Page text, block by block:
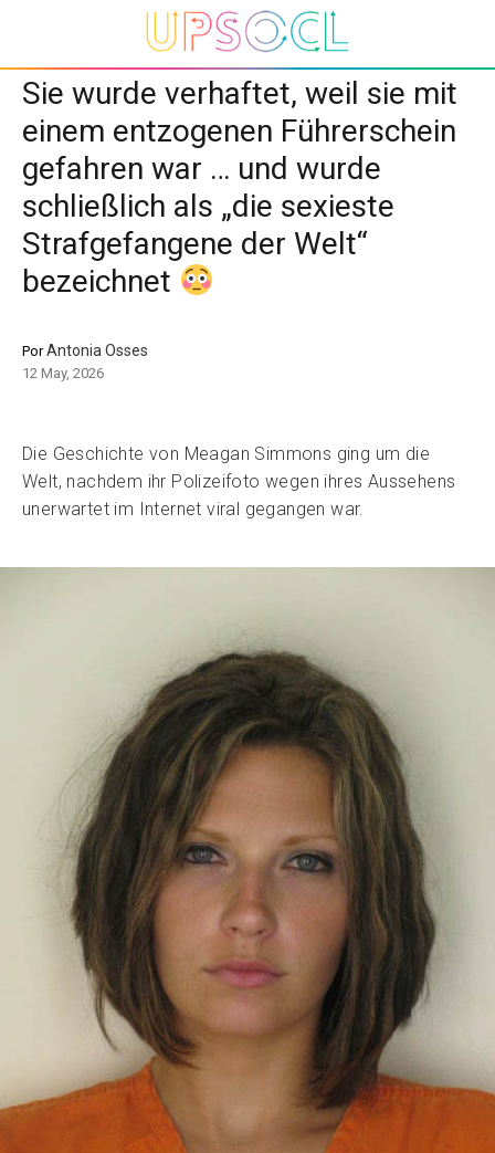
Sie wurde verhaftet, weil sie mit
einem entzogenen Führerschein
gefahren war … und wurde
schließlich als „die sexieste
Strafgefangene der Welt“
bezeichnet
PorAntonia Osses
12 May, 2026
Die Geschichte von Meagan Simmons ging um die
Welt, nachdem ihr Polizeifoto wegen ihres Aussehens
unerwartet im Internet viral gegangen war.